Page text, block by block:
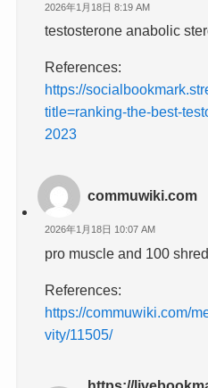
2026年1月18日 8:19 AM
testosterone anabolic
References:
https://
title=ranking-the-best-
2023
commuwiki.com
2026年1月18日 10:07 AM
pro muscle and 100
References:
https://commuwiki.com/
vity/11505/